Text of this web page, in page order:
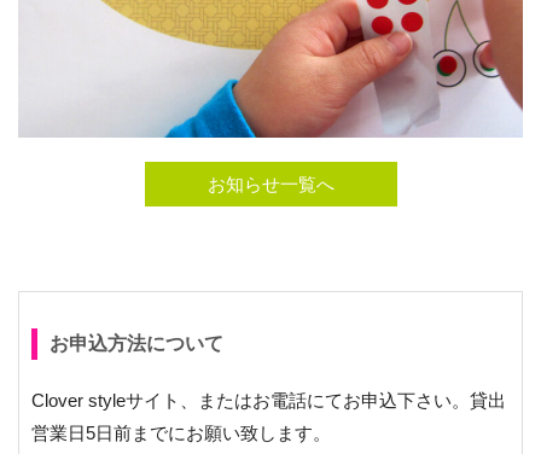
お知らせ一覧へ
お申込方法について
Clover styleサイト、またはお電話にてお申込下さい。貸出
営業日5日前までにお願い致します。